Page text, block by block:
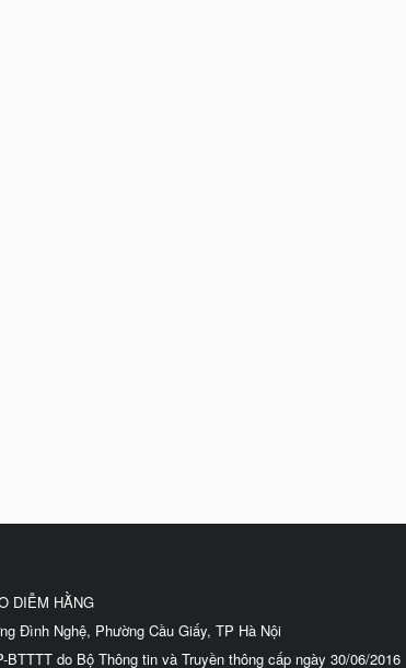
DIỄM HẰNG
Đình Nghệ, Phường Cầu Giấy, TP Hà Nội
do Bộ Thông tin và Truyền thông cấp ngày 30/06/2016